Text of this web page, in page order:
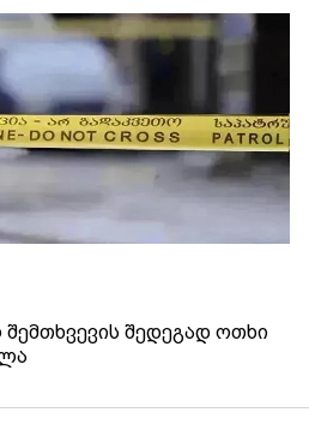
შედეგად ოთხი